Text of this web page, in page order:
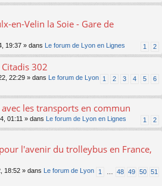
en-Velin la Soie - Gare de
1 2
19:37 » dans Le forum de Lyon en Lignes
302
1 2 3 4 5 6
22:29 » dans
Le forum de Lyon
les transports en commun
1 2
01:11 » dans Le forum de Lyon en Lignes
l'avenir du trolleybus en France,
1 48 49 50 51
18:52 » dans
Le forum de Lyon